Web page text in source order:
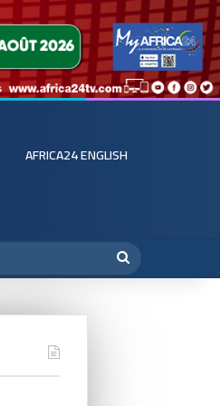
AFRICA24 ENGLISH